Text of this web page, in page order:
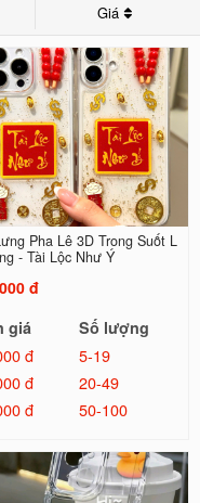
Giá
Pha Lê 3D Trong Suốt L
á Vàng - Tài Lộc Như Ý
đ
giá
Số lượng
đ
5-19
đ
20-49
đ
50-100